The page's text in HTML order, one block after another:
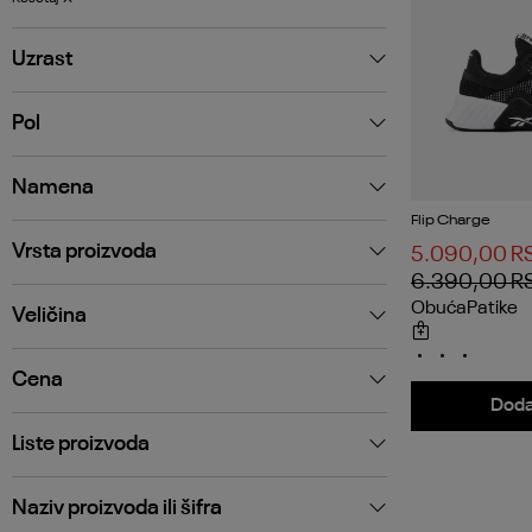
Uzrast
Pol
Namena
Vrsta proizvoda
Veličina
Cena
Liste proizvoda
Naziv proizvoda ili šifra
Flip Charge
5.090,00
6.390,00
ObućaPatike